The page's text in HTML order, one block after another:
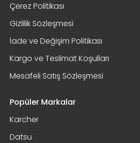
Çerez Politikası
Gizlilik Sözleşmesi
İade ve Değişim Politikası
Kargo ve Teslimat Koşulları
Mesafeli Satış Sözleşmesi
Popüler Markalar
Karcher
Datsu